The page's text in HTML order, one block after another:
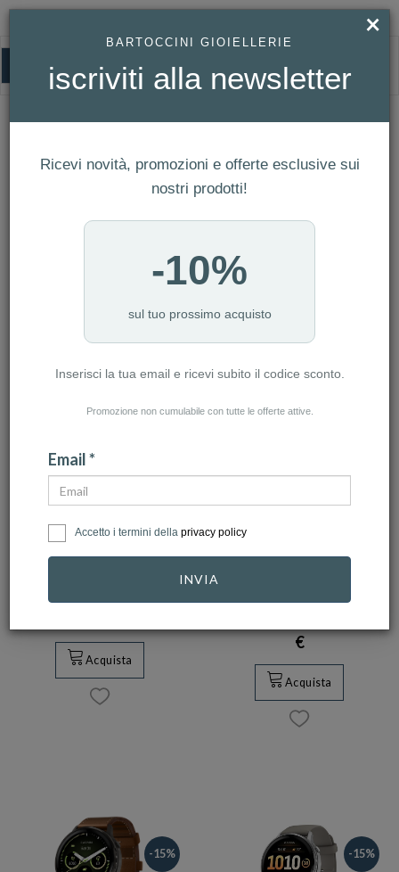
SMARTWATCH
NUMERO ARTICOLI:81
-15%
GARMIN
Garmin INSTINCT®
3 LIMITED
Acquista
GARMIN
Garmin FĒNIX® 8 -
51 mm, MicroLED
€
Acquista
-15% -15%
×
BARTOCCINI GIOIELLERIE
iscriviti alla newsletter
Ricevi novità, promozioni e offerte esclusive sui
nostri prodotti!
-10%
sul tuo prossimo acquisto
Inserisci la tua email e ricevi subito il codice sconto.
Promozione non cumulabile con tutte le offerte attive.
Email *
Accetto i termini della privacy policy
INVIA